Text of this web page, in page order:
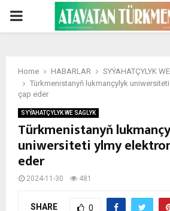
PRIMARY
Home HABARLAR
SYÝAHATÇYLYK
Türkmenistanyň lukmançylyk uniwersiteti
çap eder
SYÝAHATÇYLYK WE SAGLYK
Türkmenistanyň
uniwersiteti ylmy
eder
2024-11-30 481
SHARE 0